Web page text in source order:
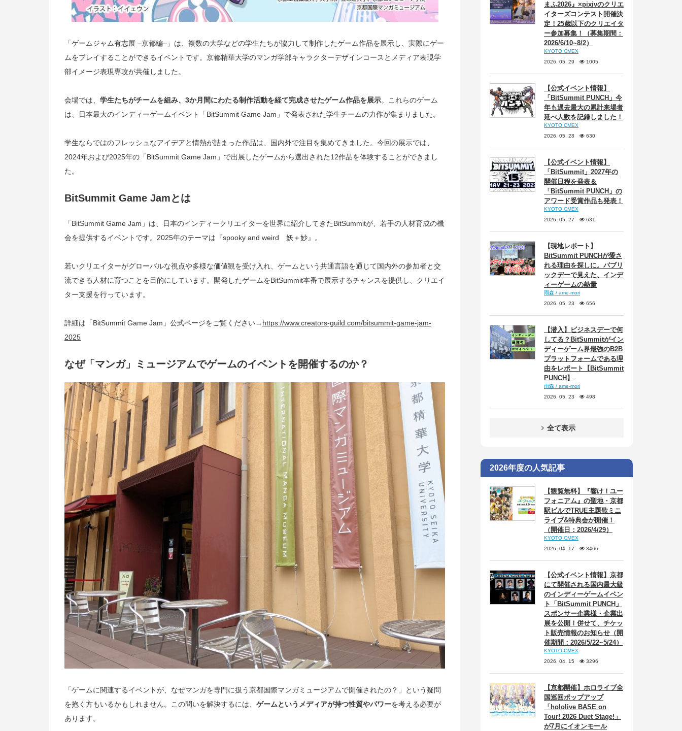
「ゲームジャム有志展 –京都編–」は、複数の大学などの学生たちが協力して制作したゲーム作品を展示し、実際にゲー
ムをプレイすることができるイベントです。京都精華大学のマンガ学部キャラクターデザインコースとメディア表現学
部イメージ表現専攻が共催しました。
会場では、 学生たちがチームを組み、3か月間にわたる制作活動を経て完成させたゲーム作品を展示。これらのゲーム
は、日本最大のインディーゲームイベント「BitSummit Game Jam」で発表された学生チームの力作が集まりました。
学生ならではのフレッシュなアイデアと情熱が詰まった作品は、国内外で注目を集めてきました。今回の展示では、
2024年および2025年の「BitSummit Game Jam」で出展したゲームから選出された12作品を体験することができまし
た。
BitSummit Game Jamとは
「BitSummit Game Jam」は、日本のインディークリエイターを世界に紹介してきたBitSummitが、若手の人材育成の機
会を提供するイベントです。2025年のテーマは『spooky and weird 妖＋妙』。
若いクリエイターがグローバルな視点や多様な価値観を受け入れ、ゲームという共通言語を通じて国内外の参加者と交
流できる人材に育つことを目的にしています。開発したゲームをBitSummit本番で展示するチャンスを提供し、クリエイ
ター支援を行っています。
詳細は「BitSummit Game Jam」公式ページをご覧ください→ https://www.creators-guild.com/bitsummit-game-jam-
2025
なぜ「マンガ」ミュージアムでゲームのイベントを開催するのか？
「ゲームに関連するイベントが、なぜマンガを専門に扱う京都国際マンガミュージアムで開催されたの？」という疑問
を抱く方もいるかもしれません。この問いを解決するには、 ゲームというメディアが持つ性質やパワーを考える必要が
あります。
まふ2026』×pixivのクリエ
イターズコンテスト開催決
定！25歳以下のクリエイタ
ー参加募集！（募集期間：
2026/6/10~8/2）
KYOTO CMEX
2026. 05. 29
1005
【公式イベント情報】
「BitSummit PUNCH」今
年も過去最大の累計来場者
延べ人数を記録しました！
KYOTO CMEX
2026. 05. 28
630
【公式イベント情報】
「BitSummit」2027年の
開催日程を発表＆
「BitSummit PUNCH」の
アワード受賞作品も発表！
KYOTO CMEX
2026. 05. 27
631
【現地レポート】
BitSummit PUNCHが愛さ
れる理由を探しに。パブリ
ックデーで見えた、インデ
ィーゲームの熱量
雨森 / ame-mori
2026. 05. 23
656
【潜入】ビジネスデーで何
してる？BitSummitがイン
ディーゲーム界最強のB2B
プラットフォームである理
由をレポート【BitSummit
PUNCH】
雨森 / ame-mori
2026. 05. 23
498
全て表示
2026年度の人気記事
【観覧無料】『響け！ユー
フォニアム』の聖地・京都
駅ビルでTRUE主題歌ミニ
ライブ&特典会が開催！
（開催日：2026/4/29）
KYOTO CMEX
2026. 04. 17
3466
【公式イベント情報】京都
にて開催される国内最大級
のインディーゲームイベン
ト「BitSummit PUNCH」
スポンサー企業様・企業出
展を公開！併せて、チケッ
ト販売情報のお知らせ（開
催期間：2026/5/22~5/24）
KYOTO CMEX
2026. 04. 15
3296
【京都開催】ホロライブ全
国巡回ポップアップ
「hololive BASE on
Tour! 2026 Duet Stage!」
が7月にイオンモール